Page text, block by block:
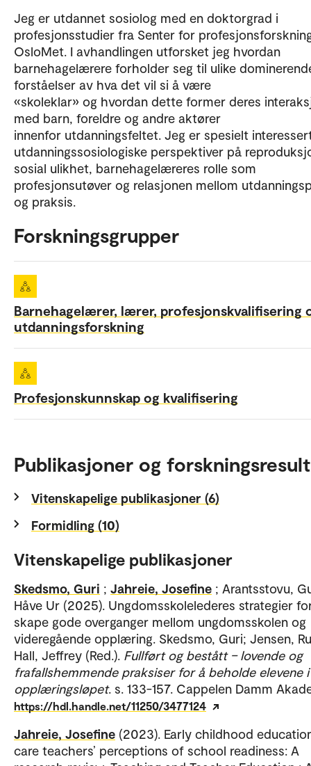
Jeg er utdannet sosiolog med en doktorgrad i
profesjonsstudier fra Senter for
OsloMet. I avhandlingen utforsket jeg hvordan
barnehagelærere forholder seg til ulike
forståelser av hva det vil si å være
«skoleklar» og hvordan dette former deres
med barn, foreldre og andre aktører
innenfor utdanningsfeltet. Jeg er spesielt
utdanningssosiologiske perspektiver på
sosial ulikhet, barnehagelæreres rolle som
profesjonsutøver og relasjonen mellom
og praksis.
Forskningsgrupper
Barnehagelærer, lærer, profesjonskvalifisering
utdanningsforskning
Profesjonskunnskap og kvalifisering
Publikasjoner og
Vitenskapelige publikasjoner (6)
Formidling (10)
Vitenskapelige publikasjoner
Skedsmo, Guri ; Jahreie, Josefine ; Arantsstovu,
Håve Ur (2025). Ungdomsskolelederes strategier
skape gode overganger mellom ungdomsskolen og
videregående opplæring. Skedsmo, Guri; Jensen,
Hall, Jeffrey (Red.). Fullført og bestått – lovende og
frafallshemmende praksiser for å beholde elevene i
opplæringsløpet. s. 133-157. Cappelen Damm
https://hdl.handle.net/11250/3477124
Jahreie, Josefine (2023). Early childhood
care teachers’ perceptions of school readiness: A